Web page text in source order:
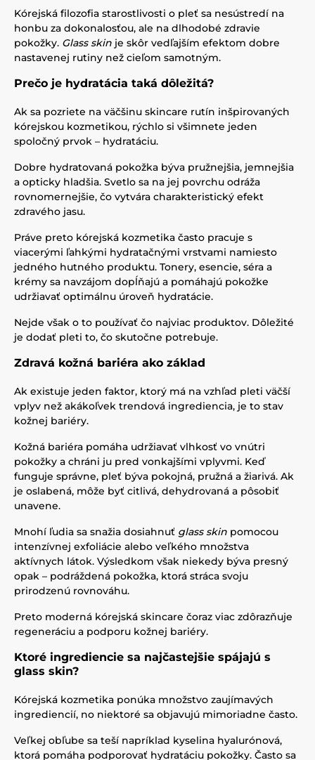
Kórejská filozofia starostlivosti o pleť sa nesústredí na
honbu za dokonalosťou, ale na dlhodobé zdravie
pokožky. Glass skin je skôr vedľajším efektom dobre
nastavenej rutiny než cieľom samotným.
Prečo je hydratácia taká dôležitá?
Ak sa pozriete na väčšinu skincare rutín inšpirovaných
kórejskou kozmetikou, rýchlo si všimnete jeden
spoločný prvok – hydratáciu.
Dobre hydratovaná pokožka býva pružnejšia, jemnejšia
a opticky hladšia. Svetlo sa na jej povrchu odráža
rovnomernejšie, čo vytvára charakteristický efekt
zdravého jasu.
Práve preto kórejská kozmetika často pracuje s
viacerými ľahkými hydratačnými vrstvami namiesto
jedného hutného produktu. Tonery, esencie, séra a
krémy sa navzájom dopĺňajú a pomáhajú pokožke
udržiavať optimálnu úroveň hydratácie.
Nejde však o to používať čo najviac produktov. Dôležité
je dodať pleti to, čo skutočne potrebuje.
Zdravá kožná bariéra ako základ
Ak existuje jeden faktor, ktorý má na vzhľad pleti väčší
vplyv než akákoľvek trendová ingrediencia, je to stav
kožnej bariéry.
Kožná bariéra pomáha udržiavať vlhkosť vo vnútri
pokožky a chráni ju pred vonkajšími vplyvmi. Keď
funguje správne, pleť býva pokojná, pružná a žiarivá. Ak
je oslabená, môže byť citlivá, dehydrovaná a pôsobiť
unavene.
Mnohí ľudia sa snažia dosiahnuť glass skin pomocou
intenzívnej exfoliácie alebo veľkého množstva
aktívnych látok. Výsledkom však niekedy býva presný
opak – podráždená pokožka, ktorá stráca svoju
prirodzenú rovnováhu.
Preto moderná kórejská skincare čoraz viac zdôrazňuje
regeneráciu a podporu kožnej bariéry.
Ktoré ingrediencie sa najčastejšie spájajú s
glass skin?
Kórejská kozmetika ponúka množstvo zaujímavých
ingrediencií, no niektoré sa objavujú mimoriadne často.
Veľkej obľube sa teší napríklad kyselina hyalurónová,
ktorá pomáha podporovať hydratáciu pokožky. Často sa